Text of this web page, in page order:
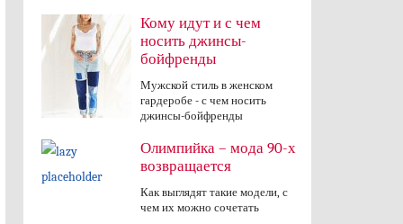
Кому идут и с чем
носить джинсы-
бойфренды
Мужской стиль в женском
гардеробе - с чем носить
джинсы-бойфренды
Олимпийка – мода 90-х
возвращается
Как выглядят такие модели, с
чем их можно сочетать